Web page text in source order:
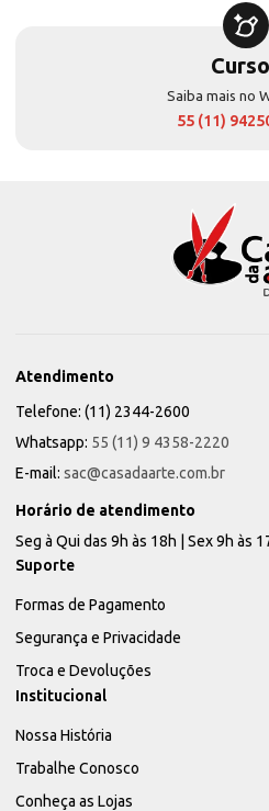
Saiba mais no
55 (11)
Atendimento
Telefone: (11) 2344-2600
Whatsapp: 55 (11) 9 4358-2220
E-mail: sac@casadaarte.com.br
Horário de atendimento
Seg à Qui das 9h às 18h | Sex 9h às
Suporte
Formas de Pagamento
Segurança e Privacidade
Troca e Devoluções
Institucional
Nossa História
Trabalhe Conosco
Conheça as Lojas